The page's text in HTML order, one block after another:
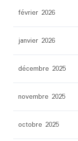
février 2026
janvier 2026
décembre 2025
novembre 2025
octobre 2025